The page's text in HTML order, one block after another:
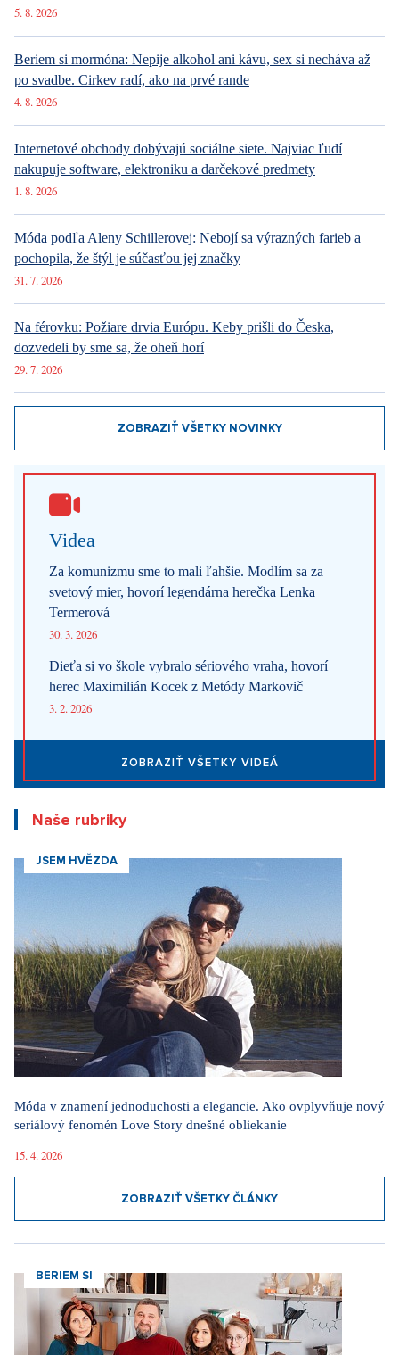
5. 8. 2026
Beriem si mormóna: Nepije alkohol ani kávu, sex si necháva až
po svadbe. Cirkev radí, ako na prvé rande
4. 8. 2026
Internetové obchody dobývajú sociálne siete. Najviac ľudí
nakupuje software, elektroniku a darčekové predmety
1. 8. 2026
Móda podľa Aleny Schillerovej: Nebojí sa výrazných farieb a
pochopila, že štýl je súčasťou jej značky
31. 7. 2026
Na férovku: Požiare drvia Európu. Keby prišli do Česka,
dozvedeli by sme sa, že oheň horí
29. 7. 2026
ZOBRAZIŤ VŠETKY NOVINKY
Videa
Za komunizmu sme to mali ľahšie. Modlím sa za
svetový mier, hovorí legendárna herečka Lenka
Termerová
30. 3. 2026
Dieťa si vo škole vybralo sériového vraha, hovorí
herec Maximilián Kocek z Metódy Markovič
3. 2. 2026
ZOBRAZIŤ VŠETKY VIDEÁ
Naše rubriky
JSEM HVĚZDA
Móda v znamení jednoduchosti a elegancie. Ako ovplyvňuje nový
seriálový fenomén Love Story dnešné obliekanie
15. 4. 2026
ZOBRAZIŤ VŠETKY ČLÁNKY
BERIEM SI